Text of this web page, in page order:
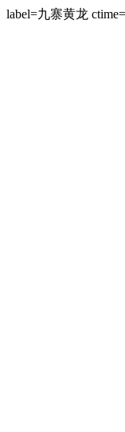
label=九寨黄龙